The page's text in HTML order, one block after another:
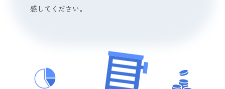
感してください。